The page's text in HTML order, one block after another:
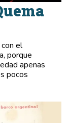
el
porque
apenas
pocos